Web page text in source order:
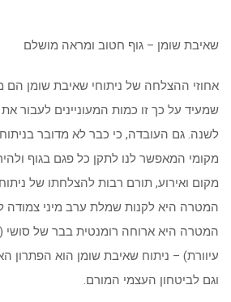
שאיבת שומן – גוף חטוב ומראה מושלם
אחוזי ההצלחה של ניתוחי שאיבת שומן הם
שמעיד על כך זו כמות המעוניינים לעבור
לשנה. גם העובדה, כי כבר לא מדובר
מקומי המאפשר לנו לתקן כל פגם בגוף
מקום ואירוע, תורם רבות להצלחתו של
המטרה היא לקנות שמלת ערב מיני צמודה
המטרה היא ארוחה רומנטית בבר של סושי
עיוורת) – ניתוח שאיבת שומן הוא הפתרון
וגם לביטחון העצמי המורם.